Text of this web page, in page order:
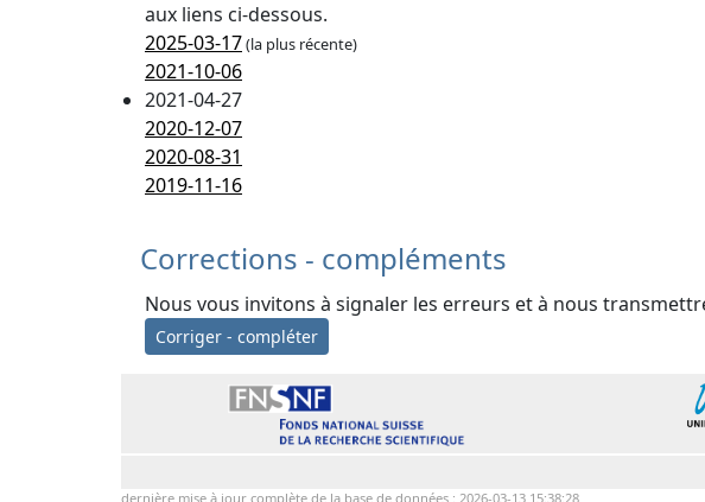
aux liens ci-dessous.
2025-03-17(la plus récente)
2021-10-06
2021-04-27
2020-12-07
2020-08-31
2019-11-16
Corrections - compléments
Nous vous invitons à signaler les erreurs et à nous
Corriger - compléter
dernière mise à jour complète de la base de données : 2026-03-13 15:38:28